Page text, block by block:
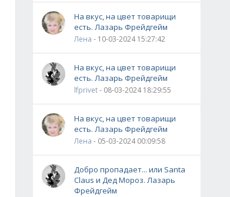
На вкус, на цвет товарищи
есть. Лазарь Фрейдгейм
Лена - 10-03-2024 15:27:42
На вкус, на цвет товарищи
есть. Лазарь Фрейдгейм
lfprivet- 08-03-2024 18:29:55
На вкус, на цвет товарищи
есть. Лазарь Фрейдгейм
Лена - 05-03-2024 00:09:58
Добро пропадает... или Santa
Claus и Дед Мороз. Лазарь
Фрейдгейм